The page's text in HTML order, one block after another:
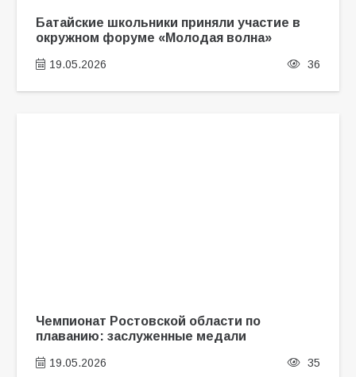
Батайские школьники приняли участие в
окружном форуме «Молодая волна»
19.05.2026 36
Чемпионат Ростовской области по
плаванию: заслуженные медали
19.05.2026 35